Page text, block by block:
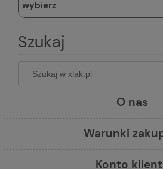
Szukaj
O nas
Warunki
Konto